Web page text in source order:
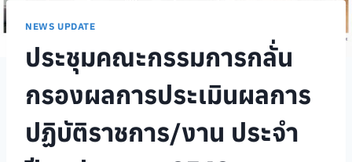
NEWS UPDATE
ประชุมคณะกรรมการกลั่น
กรองผลการประเมินผลการ
ปฏิบัติราชการ/งาน ประจำ